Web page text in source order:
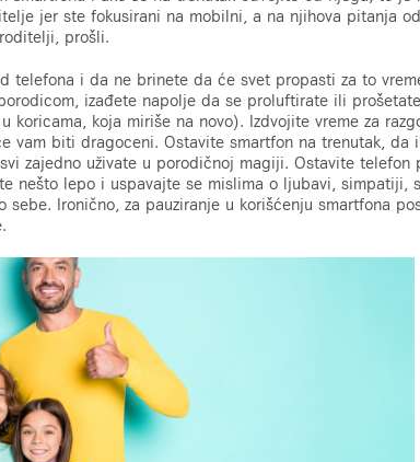
jer ste fokusirani na mobilni, a na njihova pitanja
prošli.
telefona i da ne brinete da će svet propasti za to
izađete napolje da se proluftirate ili prošetate
koja miriše na novo). Izdvojite vreme za
vam biti dragoceni. Ostavite smartfon na trenutak, da
zajedno uživate u porodičnoj magiji. Ostavite telefon
nešto lepo i uspavajte se mislima o ljubavi, simpatiji,
Ironično, za pauziranje u korišćenju smartfona